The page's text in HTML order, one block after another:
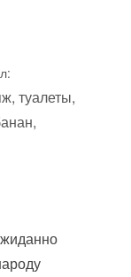
туалеты,